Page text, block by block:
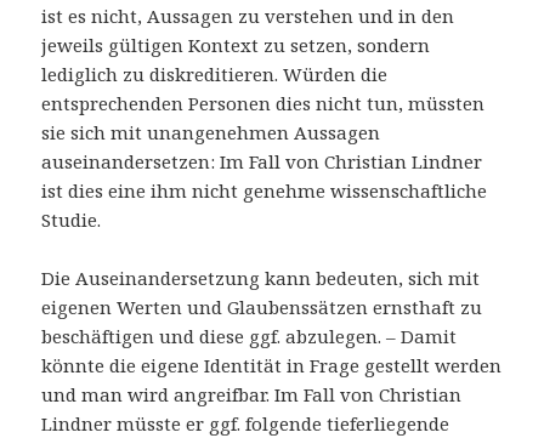
ist es nicht, Aussagen zu verstehen und in den
jeweils gültigen Kontext zu setzen, sondern
lediglich zu diskreditieren. Würden die
entsprechenden Personen dies nicht tun, müssten
sie sich mit unangenehmen Aussagen
auseinandersetzen: Im Fall von Christian Lindner
ist dies eine ihm nicht genehme wissenschaftliche
Studie.
Die Auseinandersetzung kann bedeuten, sich mit
eigenen Werten und Glaubenssätzen ernsthaft zu
beschäftigen und diese ggf. abzulegen. – Damit
könnte die eigene Identität in Frage gestellt werden
und man wird angreifbar. Im Fall von Christian
Lindner müsste er ggf. folgende tieferliegende